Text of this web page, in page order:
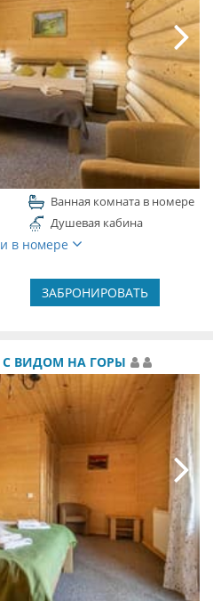
Ванная комната в номере
Душевая кабина
в номере
ЗАБРОНИРОВАТЬ
С ВИДОМ НА ГОРЫ